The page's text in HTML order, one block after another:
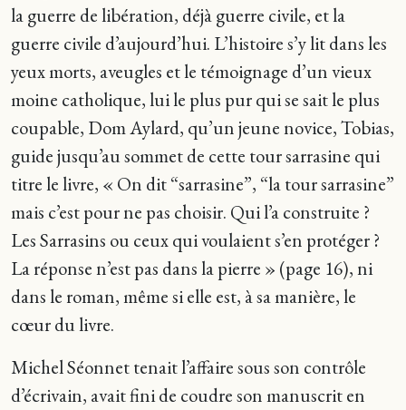
la guerre de libération, déjà guerre civile, et la
guerre civile d’aujourd’hui. L’histoire s’y lit dans les
yeux morts, aveugles et le témoignage d’un vieux
moine catholique, lui le plus pur qui se sait le plus
coupable, Dom Aylard, qu’un jeune novice, Tobias,
guide jusqu’au sommet de cette tour sarrasine qui
titre le livre, « On dit “sarrasine”, “la tour sarrasine”
mais c’est pour ne pas choisir. Qui l’a construite ?
Les Sarrasins ou ceux qui voulaient s’en protéger ?
La réponse n’est pas dans la pierre » (page 16), ni
dans le roman, même si elle est, à sa manière, le
cœur du livre.
Michel Séonnet tenait l’affaire sous son contrôle
d’écrivain, avait fini de coudre son manuscrit en